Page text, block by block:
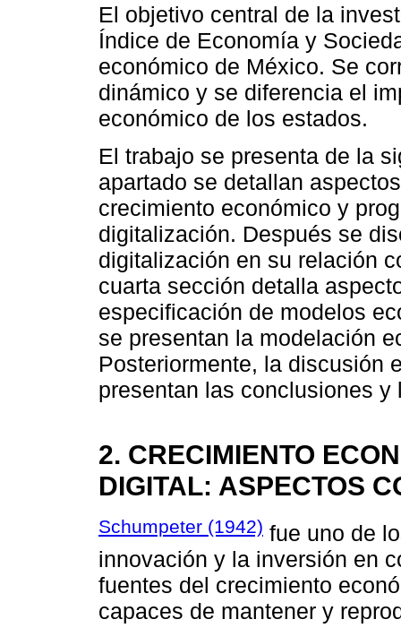
El objetivo central de la
Índice de Economía y
económico de México. Se
dinámico y se diferencia el
económico de los estados.
El trabajo se presenta de la
apartado se detallan
crecimiento económico y
digitalización. Después se
digitalización en su relación
cuarta sección detalla
especificación de modelos
se presentan la modelación
Posteriormente, la discusión
presentan las conclusiones y
2. CRECIMIENTO
DIGITAL: ASPECTOS
Schumpeter (1942) fue uno de
innovación y la inversión en
fuentes del crecimiento
capaces de mantener y